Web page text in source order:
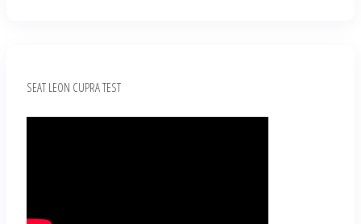
SEAT LEON CUPRA TEST